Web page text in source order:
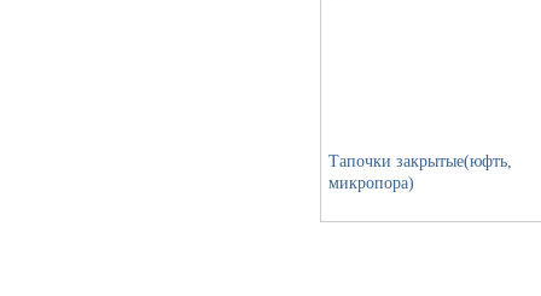
Тапочки закрытые(юфть,
микропора)